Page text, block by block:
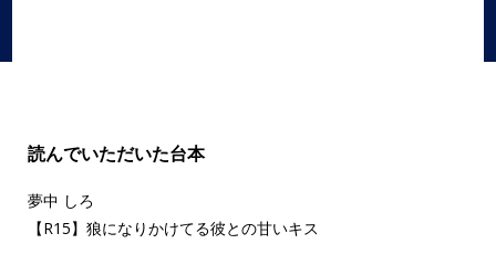
読んでいただいた台本
夢中 しろ
【R15】狼になりかけてる彼との甘いキス